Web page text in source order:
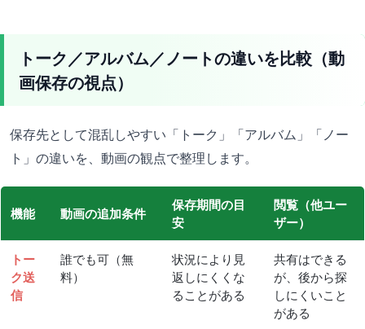
トーク／アルバム／ノートの違いを比較（動
画保存の視点）
保存先として混乱しやすい「トーク」「アルバム」「ノー
ト」の違いを、動画の観点で整理します。
機能 動画の追加条件
保存期間の目
安
閲覧（他ユー
ザー）
トー
ク送
信
誰でも可（無
料）
状況により見
返しにくくな
ることがある
共有はできる
が、後から探
しにくいこと
がある